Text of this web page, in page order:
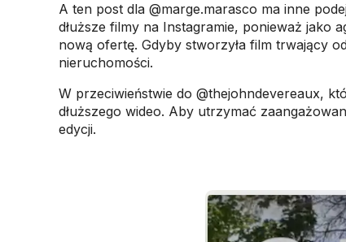
A ten post dla @marge.marasco ma inne
dłuższe filmy na Instagramie, ponieważ jako
nową ofertę. Gdyby stworzyła film trwający
nieruchomości.
W przeciwieństwie do @thejohndevereaux,
dłuższego wideo. Aby utrzymać
edycji.